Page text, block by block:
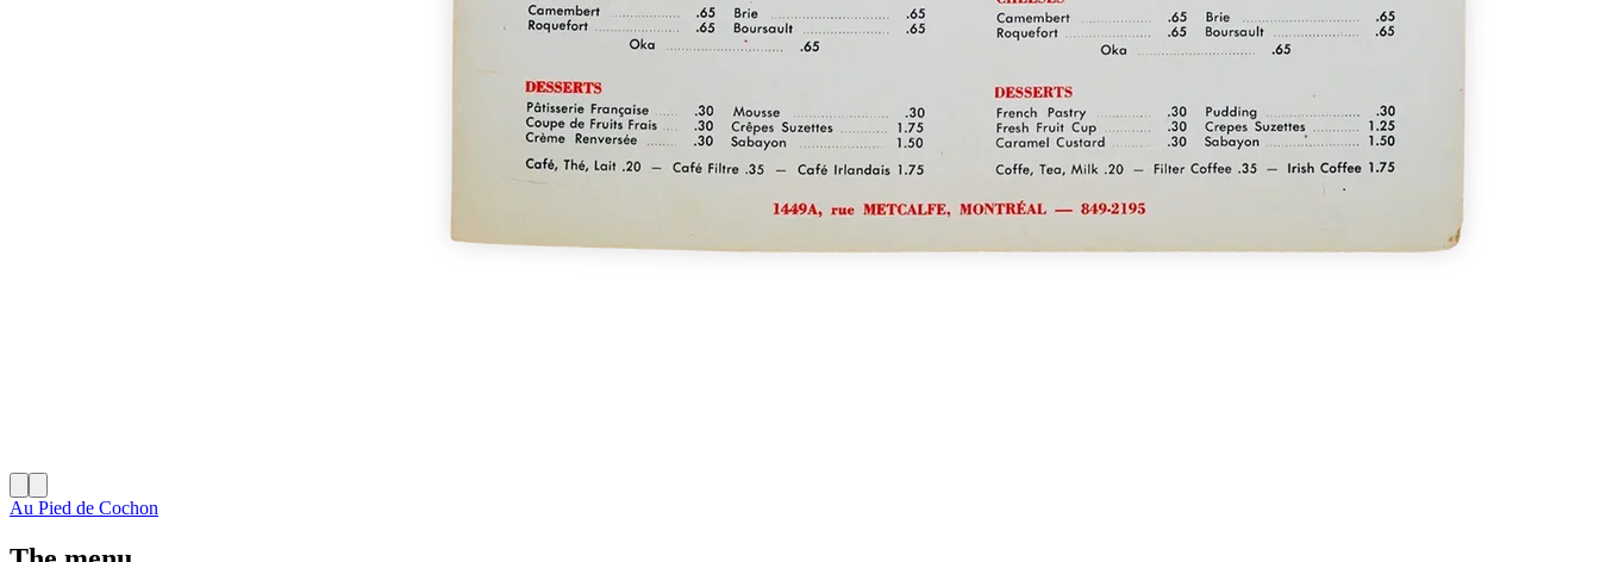
Au Pied de Cochon